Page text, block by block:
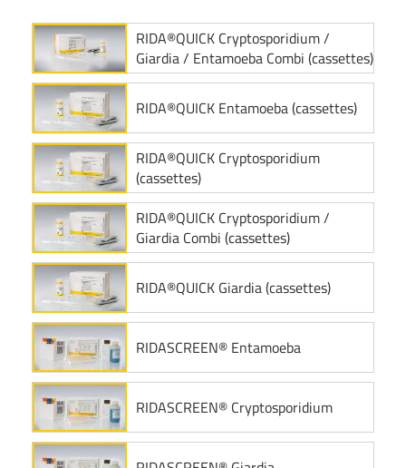
RIDA®QUICK Cryptosporidium /
Giardia / Entamoeba Combi (cassettes)
RIDA®QUICK Entamoeba (cassettes)
RIDA®QUICK Cryptosporidium
(cassettes)
RIDA®QUICK Cryptosporidium /
Giardia Combi (cassettes)
RIDA®QUICK Giardia (cassettes)
RIDASCREEN® Entamoeba
RIDASCREEN® Cryptosporidium